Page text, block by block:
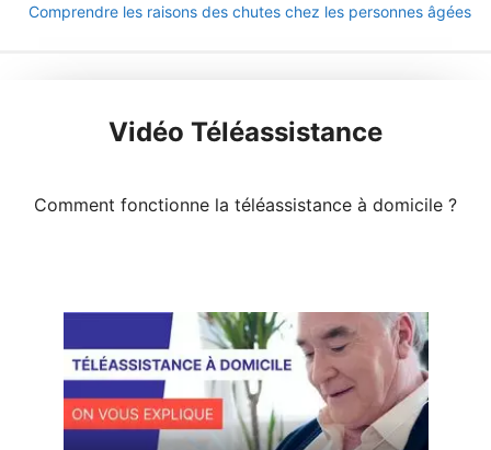
Comprendre les raisons des chutes chez les personnes âgées
Vidéo Téléassistance
Comment fonctionne la téléassistance à domicile ?